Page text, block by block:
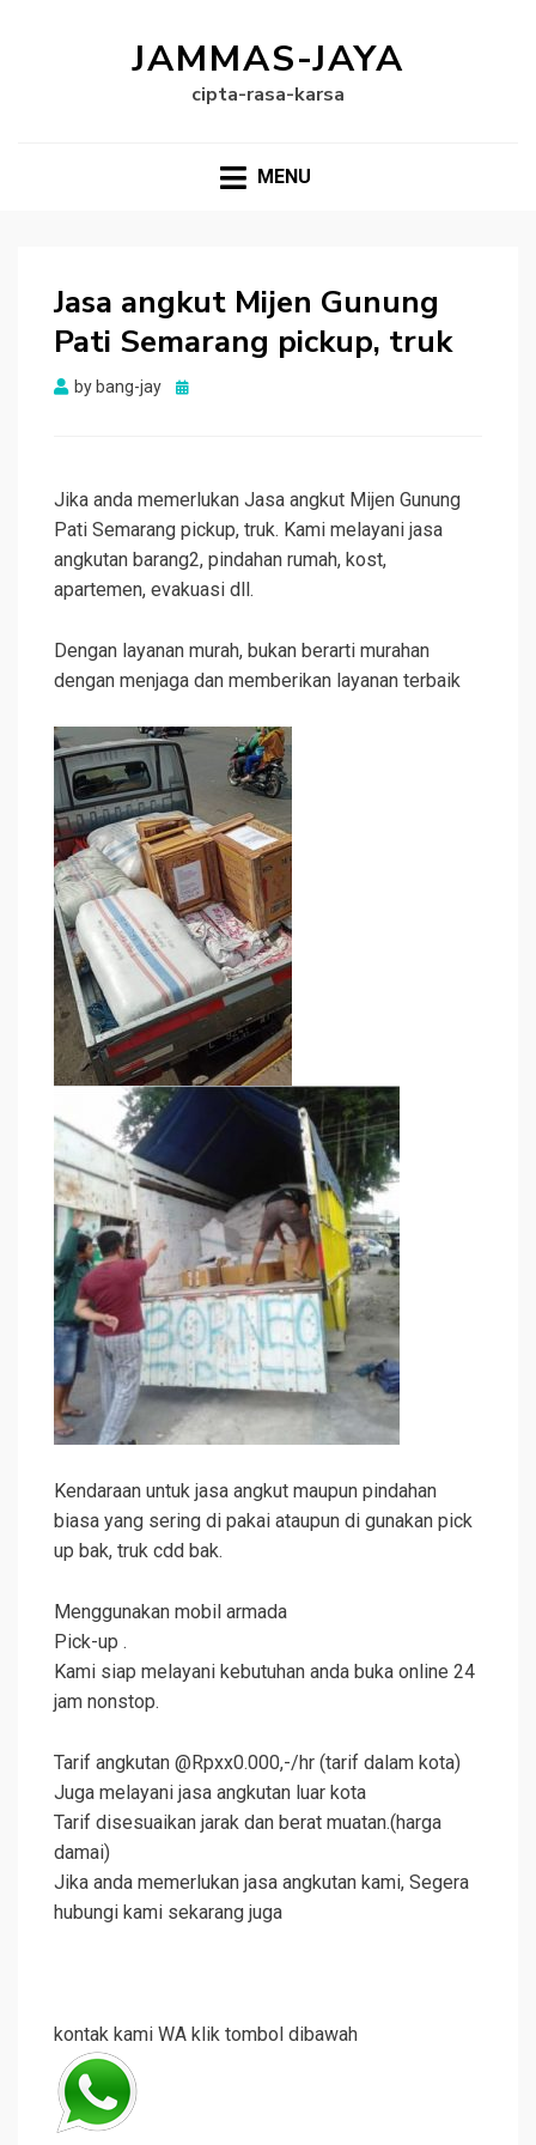
JAMMAS-JAYA
cipta-rasa-karsa
MENU
Jasa angkut Mijen Gunung
Pati Semarang pickup, truk
by bang-jay
Posted
Jika anda memerlukan Jasa angkut Mijen Gunung
Pati Semarang pickup, truk. Kami melayani jasa
angkutan barang2, pindahan rumah, kost,
apartemen, evakuasi dll.
Dengan layanan murah, bukan berarti murahan
dengan menjaga dan memberikan layanan terbaik
Kendaraan untuk jasa angkut maupun pindahan
biasa yang sering di pakai ataupun di gunakan pick
up bak, truk cdd bak.
Menggunakan mobil armada
Pick-up .
Kami siap melayani kebutuhan anda buka online 24
jam nonstop.
Tarif angkutan @Rpxx0.000,-/hr (tarif dalam kota)
Juga melayani jasa angkutan luar kota
Tarif disesuaikan jarak dan berat muatan.(harga
damai)
Jika anda memerlukan jasa angkutan kami, Segera
hubungi kami sekarang juga
kontak kami WA klik tombol dibawah